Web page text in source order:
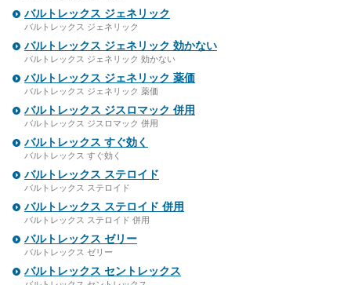
バルトレックス ジェネリック
バルトレックス ジェネリック
バルトレックス ジェネリック 効かない
バルトレックス ジェネリック 効かない
バルトレックス ジェネリック 薬価
バルトレックス ジェネリック 薬価
バルトレックス ジスロマック 併用
バルトレックス ジスロマック 併用
バルトレックス すぐ効く
バルトレックス すぐ効く
バルトレックス ステロイド
バルトレックス ステロイド
バルトレックス ステロイド 併用
バルトレックス ステロイド 併用
バルトレックス ゼリー
バルトレックス ゼリー
バルトレックス セントレックス